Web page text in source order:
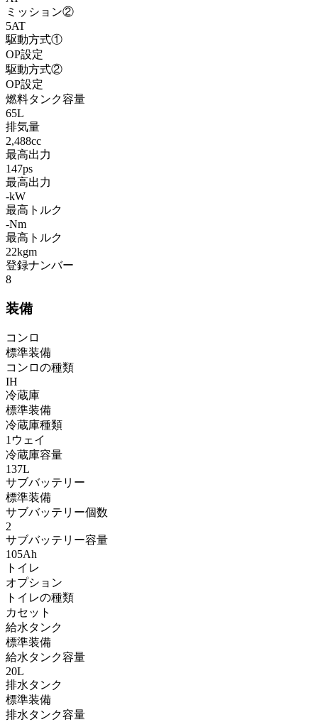
ミッション②
5AT
駆動方式①
OP設定
駆動方式②
OP設定
燃料タンク容量
65L
排気量
2,488cc
最高出力
147ps
最高出力
-kW
最高トルク
-Nm
最高トルク
22kgm
登録ナンバー
8
装備
コンロ
標準装備
コンロの種類
IH
冷蔵庫
標準装備
冷蔵庫種類
1ウェイ
冷蔵庫容量
137L
サブバッテリー
標準装備
サブバッテリー個数
2
サブバッテリー容量
105Ah
トイレ
オプション
トイレの種類
カセット
給水タンク
標準装備
給水タンク容量
20L
排水タンク
標準装備
排水タンク容量